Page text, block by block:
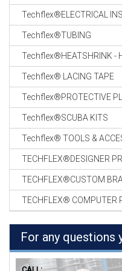
Techflex®ELECTRICAL
Techflex®TUBING
Techflex®HEATSHRINK -
Techflex® LACING TAPE
Techflex®PROTECTIVE
Techflex®SCUBA KITS
Techflex® TOOLS &
TECHFLEX®DESIGNER
TECHFLEX®CUSTOM
TECHFLEX® COMPUTER
For any questions